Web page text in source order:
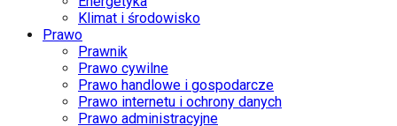
Klimat i środowisko
Prawo
Prawnik
Prawo cywilne
Prawo handlowe i gospodarcze
Prawo internetu i ochrony danych
Prawo administracyjne